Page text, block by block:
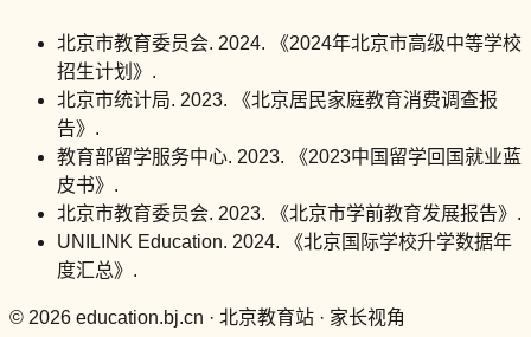
北京市教育委员会. 2024. 《2024年北京市高级中等学校
招生计划》.
北京市统计局. 2023. 《北京居民家庭教育消费调查报
告》.
教育部留学服务中心. 2023. 《2023中国留学回国就业蓝
皮书》.
北京市教育委员会. 2023. 《北京市学前教育发展报告》.
UNILINK Education. 2024. 《北京国际学校升学数据年
度汇总》.
© 2026 education.bj.cn · 北京教育站 · 家长视角